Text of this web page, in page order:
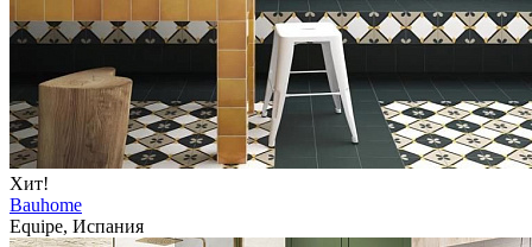
Хит!
Bauhome
Equipe, Испания